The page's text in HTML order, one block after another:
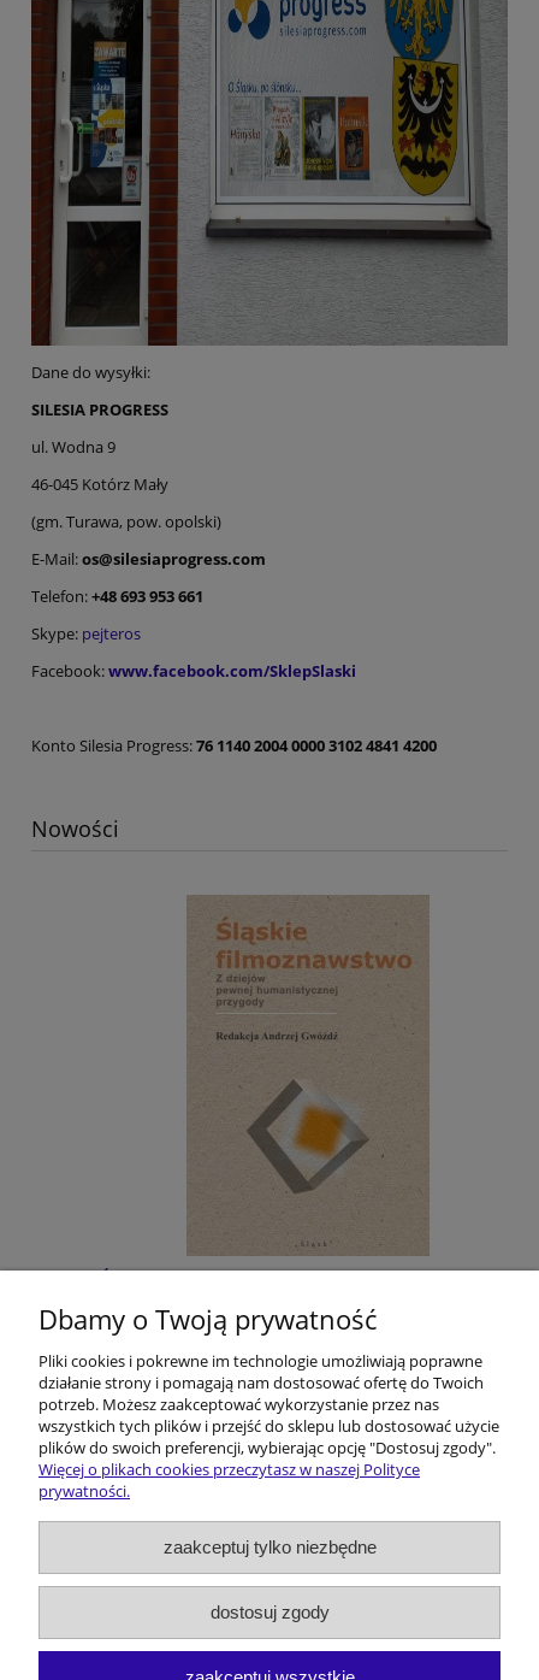
Dane do wysyłki:
SILESIA PROGRESS
ul. Wodna 9
46-045 Kotórz Mały
(gm. Turawa, pow. opolski)
E-Mail:os@silesiaprogress.com
Telefon:+48 693 953 661
Skype: pejteros
Facebook:www.facebook.com/SklepSlaski
Konto Silesia Progress:76 1140 2004 0000 3102 4841 4200
Nowości
Śląskie filmoznawstwo. Z dziejów pewnej
humanistycznej przygody
40,00 zł
do koszyka
Pomoc
Dostawa i koszty
Moje konto
Dbamy o Twoją prywatność
Pliki cookies i pokrewne im technologie umożliwiają poprawne
działanie strony i pomagają nam dostosować ofertę do Twoich
potrzeb. Możesz zaakceptować wykorzystanie przez nas
wszystkich tych plików i przejść do sklepu lub dostosować użycie
plików do swoich preferencji, wybierając opcję "Dostosuj zgody".
Więcej o plikach cookies przeczytasz w naszej Polityce
prywatności.
zaakceptuj tylko niezbędne
dostosuj zgody